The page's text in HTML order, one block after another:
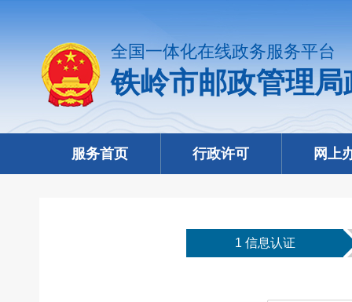
全国一体化在线政务服务平台
铁岭市邮政管理
服务首页 行政许可 网上
1 信息认证